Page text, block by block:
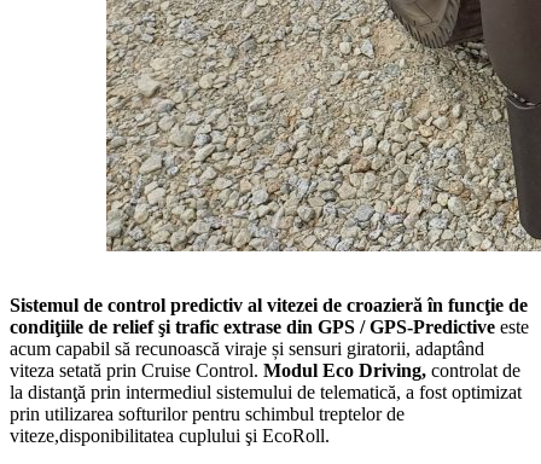
Sistemul de control predictiv al vitezei de croazieră în funcţie de
condiţiile de relief şi trafic extrase din GPS / GPS-Predictive este
acum capabil să recunoască viraje și sensuri giratorii, adaptând
viteza setată prin Cruise Control. Modul Eco Driving, controlat de
la distanţă prin intermediul sistemului de telematică, a fost optimizat
prin utilizarea softurilor pentru schimbul treptelor de
viteze,disponibilitatea cuplului şi EcoRoll.